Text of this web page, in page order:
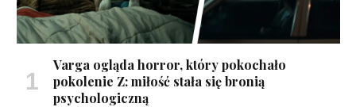
Varga ogląda horror, który pokochało
pokolenie Z: miłość stała się bronią
psychologiczną